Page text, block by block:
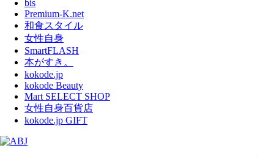
bis
Premium-K.net
和食スタイル
女性自身
SmartFLASH
本がすき。
kokode.jp
kokode Beauty
Mart SELECT SHOP
女性自身百貨店
kokode.jp GIFT